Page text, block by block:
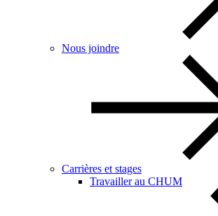
Nous joindre
Carrières et stages
Travailler au CHUM